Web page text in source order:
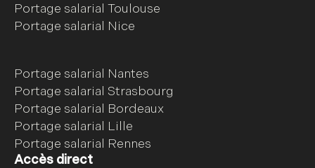
Portage salarial Toulouse
Portage salarial Nice
Portage salarial Nantes
Portage salarial Strasbourg
Portage salarial Bordeaux
Portage salarial Lille
Portage salarial Rennes
Accès direct